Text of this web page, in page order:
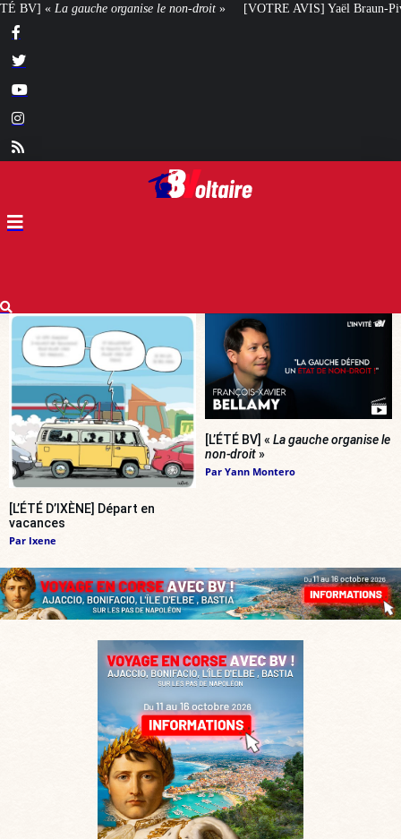
» [VOTRE AVIS] Yaël Braun-Pivet doit-elle renoncer à son projet
[L’ÉTÉ D’IXÈNE] Départ en
vacances
Par Ixene
[L’ÉTÉ BV] « La gauche organise le
non-droit»
Par Yann Montero